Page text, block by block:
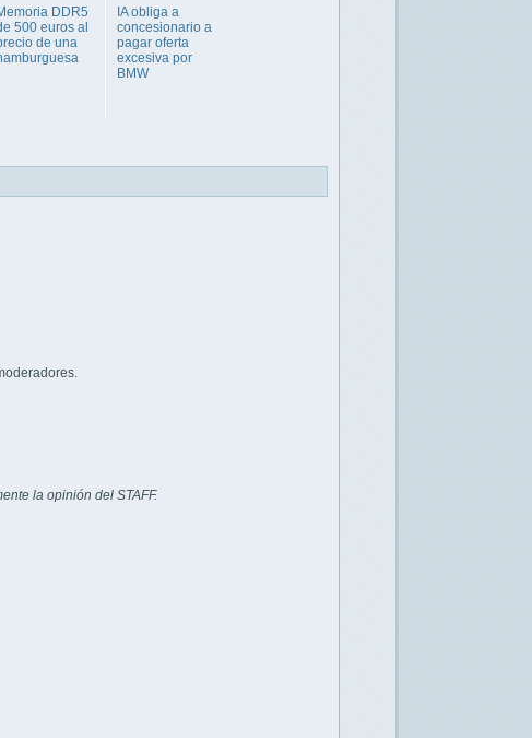
DDR5
500 euros al
de una
IA obliga a
concesionario a
pagar oferta
excesiva por
BMW
la opinión del STAFF.